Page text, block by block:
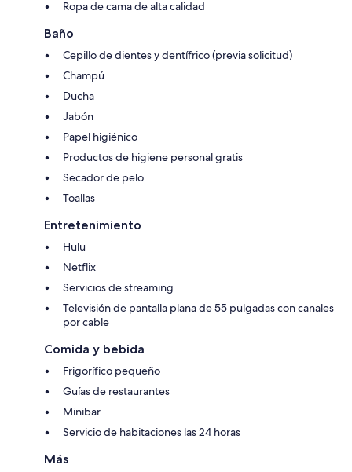
Ropa de cama de alta calidad
Baño
Cepillo de dientes y dentífrico (previa solicitud)
Champú
Ducha
Jabón
Papel higiénico
Productos de higiene personal gratis
Secador de pelo
Toallas
Entretenimiento
Hulu
Netflix
Servicios de streaming
Televisión de pantalla plana de 55 pulgadas con canales
por cable
Comida y bebida
Frigorífico pequeño
Guías de restaurantes
Minibar
Servicio de habitaciones las 24 horas
Más